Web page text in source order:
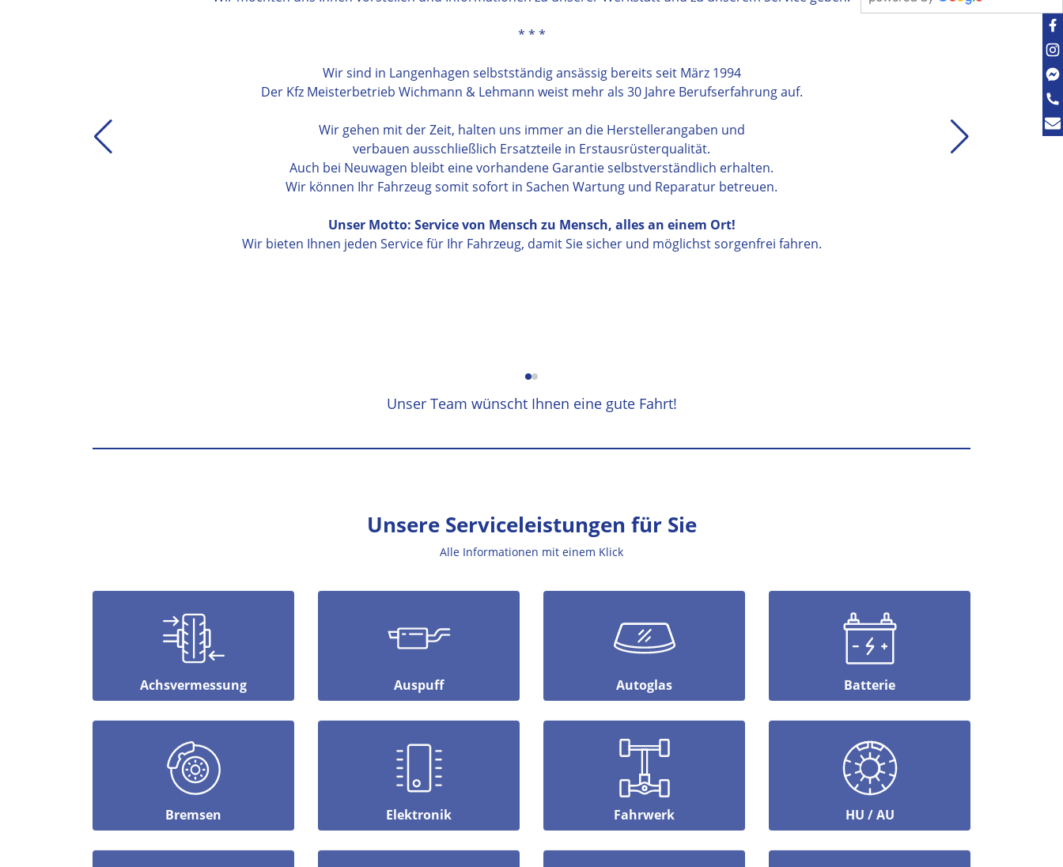
* * *
Wir sind in Langenhagen selbstständig ansässig bereits seit März 1994
Der Kfz Meisterbetrieb Wichmann & Lehmann weist mehr als 30 Jahre Berufserfahrung auf.
Wir gehen mit der Zeit, halten uns immer an die Herstellerangaben und
verbauen ausschließlich Ersatzteile in Erstausrüsterqualität.
Auch bei Neuwagen bleibt eine vorhandene Garantie selbstverständlich erhalten.
Wir können Ihr Fahrzeug somit sofort in Sachen Wartung und Reparatur betreuen.
Unser Motto: Service von Mensch zu Mensch, alles an einem Ort!
Wir bieten Ihnen jeden Service für Ihr Fahrzeug, damit Sie sicher und möglichst sorgenfrei fahren.
Unser Team wünscht Ihnen eine gute Fahrt!
Unsere Serviceleistungen für Sie
Alle Informationen mit einem Klick
Achsvermessung Auspuff Autoglas Batterie
Bremsen Elektronik Fahrwerk HU / AU